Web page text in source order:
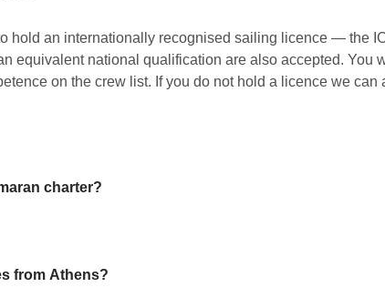
hold an internationally recognised sailing licence — the
equivalent national qualification are also accepted.
on the crew list. If you do not hold a licence we
charter?
from Athens?